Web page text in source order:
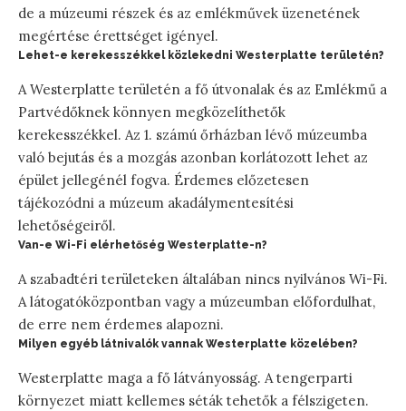
de a múzeumi részek és az emlékművek üzenetének
megértése érettséget igényel.
Lehet-e kerekesszékkel közlekedni Westerplatte területén?
A Westerplatte területén a fő útvonalak és az Emlékmű a
Partvédőknek könnyen megközelíthetők
kerekesszékkel. Az 1. számú őrházban lévő múzeumba
való bejutás és a mozgás azonban korlátozott lehet az
épület jellegénél fogva. Érdemes előzetesen
tájékozódni a múzeum akadálymentesítési
lehetőségeiről.
Van-e Wi-Fi elérhetőség Westerplatte-n?
A szabadtéri területeken általában nincs nyilvános Wi-Fi.
A látogatóközpontban vagy a múzeumban előfordulhat,
de erre nem érdemes alapozni.
Milyen egyéb látnivalók vannak Westerplatte közelében?
Westerplatte maga a fő látványosság. A tengerparti
környezet miatt kellemes séták tehetők a félszigeten.